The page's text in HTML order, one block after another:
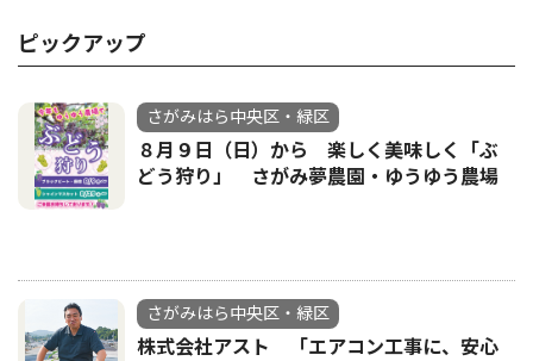
ピックアップ
さがみはら中央区・緑区
８月９日（日）から 楽しく美味しく「ぶ
どう狩り」 さがみ夢農園・ゆうゆう農場
さがみはら中央区・緑区
株式会社アスト 「エアコン工事に、安心